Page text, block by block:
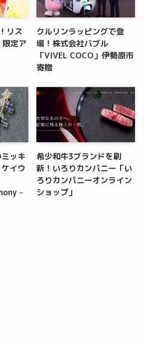
リス
限定ア
クルリンラッピングで登
場！株式会社バブル
「VIVEL COCO」伊勢原市
寄贈
ッキ
イウ
-
希少和牛3ブランドを刷
新！いろりカンパニー「い
ろりカンパニーオンライン
ショップ」